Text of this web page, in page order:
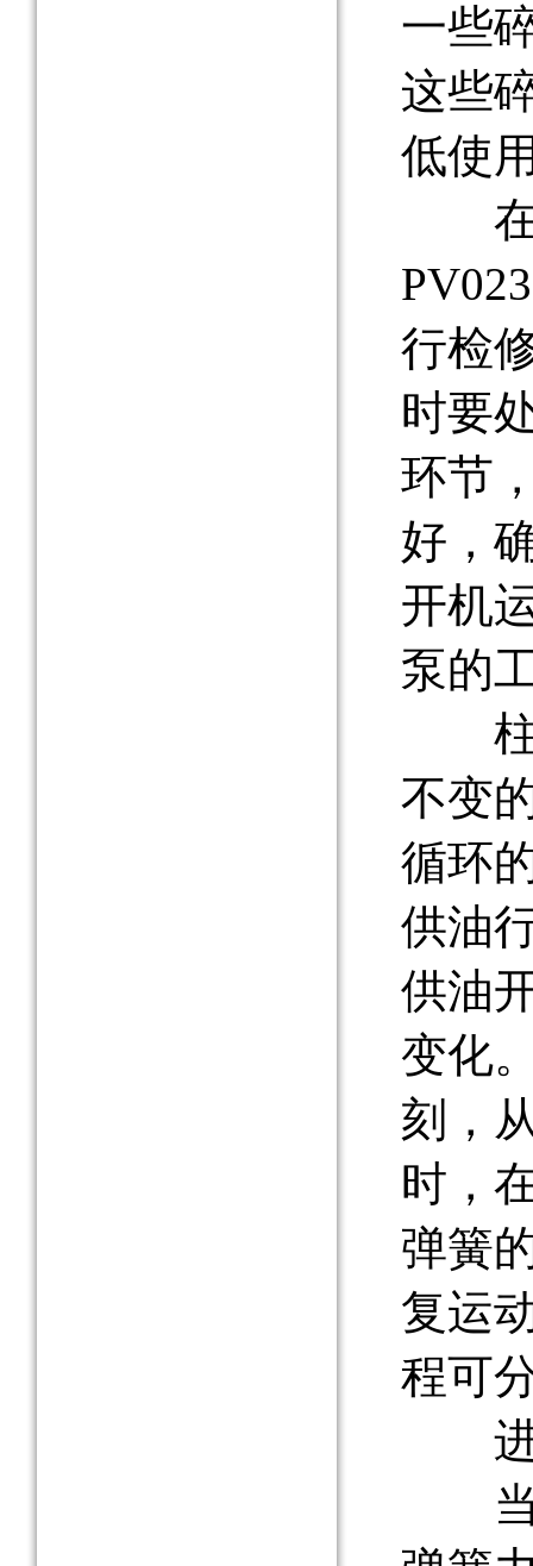
一些
这些
低使
在
行检
时要
环节
好，
开机
泵的
柱
不变
循环
供油
供油
变化
刻，
时，
弹簧
复运
程可
进
当